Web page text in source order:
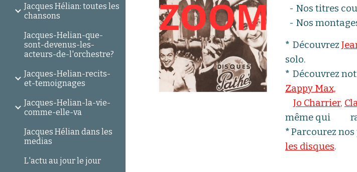
Jacques Hélian: toutes les
chansons
Jacques-Helian-que-
sont-devenus-les-
acteurs-de-l'orchestre?
Jacques-Helian-recits-
et-temoignages
Jacques-Helian-la-vie-
comme-elle-va
Jacques Hélian dans les
medias
L'actu au jour le jour
- Nos titres
- Nos
* Découvrez
solo.
* Découvrez
Zappy Max,
Jo Charrier,
même qui
*Parcourez nos
les disques.